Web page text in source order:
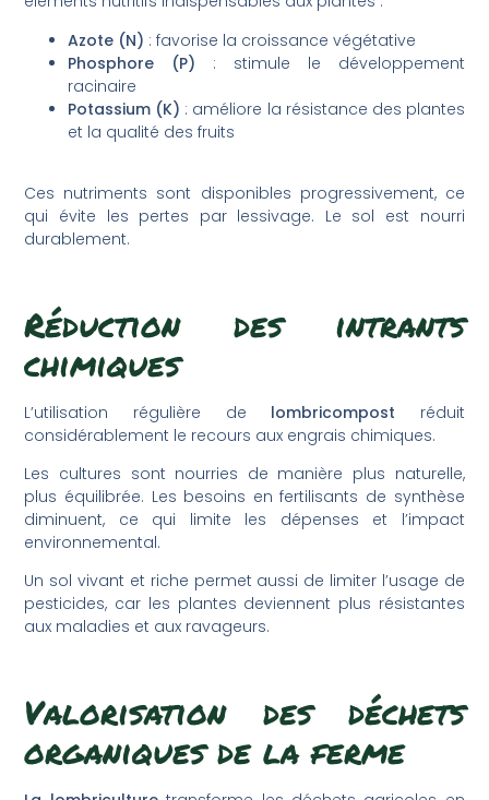
Azote (N) : favorise la croissance végétative
Phosphore (P) : stimule le développement
racinaire
Potassium (K) : améliore la résistance des plantes
et la qualité des fruits
Ces nutriments sont disponibles progressivement, ce
qui évite les pertes par lessivage. Le sol est nourri
durablement.
Réduction des intrants
chimiques
L’utilisation régulière de lombricompost réduit
considérablement le recours aux engrais chimiques.
Les cultures sont nourries de manière plus naturelle,
plus équilibrée. Les besoins en fertilisants de synthèse
diminuent, ce qui limite les dépenses et l’impact
environnemental.
Un sol vivant et riche permet aussi de limiter l’usage de
pesticides, car les plantes deviennent plus résistantes
aux maladies et aux ravageurs.
Valorisation des déchets
organiques de la ferme